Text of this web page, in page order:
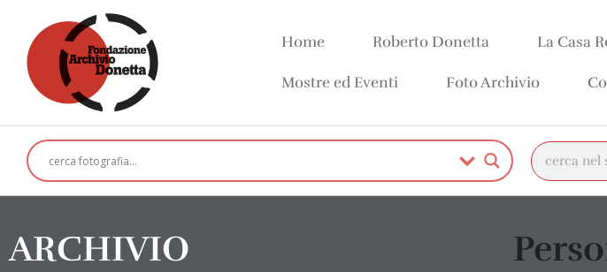
Home Roberto Donetta La Casa
Mostre ed Eventi Foto Archivio
ARCHIVIO